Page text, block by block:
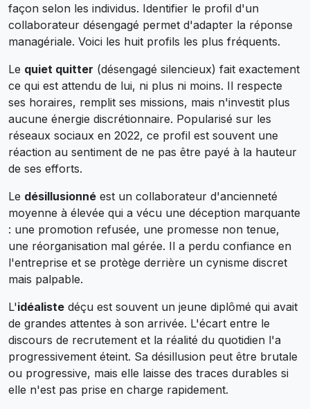
façon selon les individus. Identifier le profil d'un
collaborateur désengagé permet d'adapter la réponse
managériale. Voici les huit profils les plus fréquents.
Le quiet quitter (désengagé silencieux) fait exactement
ce qui est attendu de lui, ni plus ni moins. Il respecte
ses horaires, remplit ses missions, mais n'investit plus
aucune énergie discrétionnaire. Popularisé sur les
réseaux sociaux en 2022, ce profil est souvent une
réaction au sentiment de ne pas être payé à la hauteur
de ses efforts.
Le désillusionné est un collaborateur d'ancienneté
moyenne à élevée qui a vécu une déception marquante
: une promotion refusée, une promesse non tenue,
une réorganisation mal gérée. Il a perdu confiance en
l'entreprise et se protège derrière un cynisme discret
mais palpable.
L'idéaliste déçu est souvent un jeune diplômé qui avait
de grandes attentes à son arrivée. L'écart entre le
discours de recrutement et la réalité du quotidien l'a
progressivement éteint. Sa désillusion peut être brutale
ou progressive, mais elle laisse des traces durables si
elle n'est pas prise en charge rapidement.